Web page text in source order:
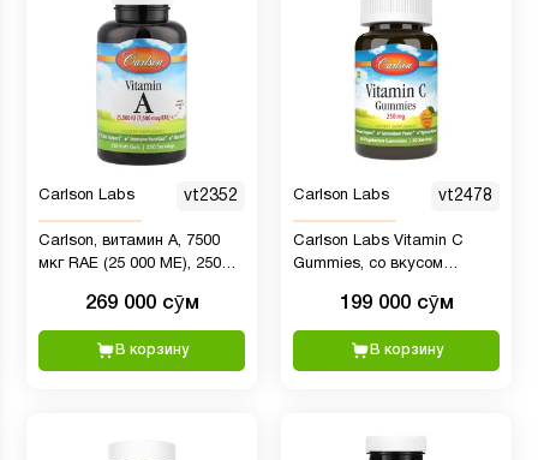
Carlson Labs vt2352
Carlson, витамин A, 7500
мкг RAE (25 000 МЕ), 250
269 000 сӯм
В корзину
Carlson Labs vt2478
Carlson Labs Vitamin C
Gummies, со вкусом
жевательных пастилок
199 000 сӯм
В корзину